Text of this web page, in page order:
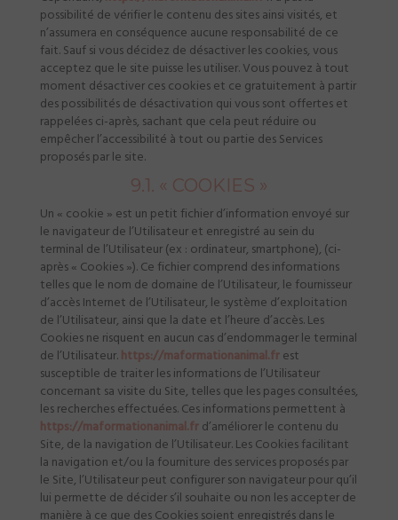
possibilité de vérifier le contenu des sites ainsi visités, et
n’assumera en conséquence aucune responsabilité de ce
fait. Sauf si vous décidez de désactiver les cookies, vous
acceptez que le site puisse les utiliser. Vous pouvez à tout
moment désactiver ces cookies et ce gratuitement à partir
des possibilités de désactivation qui vous sont offertes et
rappelées ci-après, sachant que cela peut réduire ou
empêcher l’accessibilité à tout ou partie des Services
proposés par le site.
9.1. « COOKIES »
Un « cookie » est un petit fichier d’information envoyé sur
le navigateur de l’Utilisateur et enregistré au sein du
terminal de l’Utilisateur (ex : ordinateur, smartphone), (ci-
après « Cookies »). Ce fichier comprend des informations
telles que le nom de domaine de l’Utilisateur, le fournisseur
d’accès Internet de l’Utilisateur, le système d’exploitation
de l’Utilisateur, ainsi que la date et l’heure d’accès. Les
Cookies ne risquent en aucun cas d’endommager le terminal
de l’Utilisateur. https://maformationanimal.frest
susceptible de traiter les informations de l’Utilisateur
concernant sa visite du Site, telles que les pages consultées,
les recherches effectuées. Ces informations permettent à
https://maformationanimal.frd’améliorer le contenu du
Site, de la navigation de l’Utilisateur. Les Cookies facilitant
la navigation et/ou la fourniture des services proposés par
le Site, l’Utilisateur peut configurer son navigateur pour qu’il
lui permette de décider s’il souhaite ou non les accepter de
manière à ce que des Cookies soient enregistrés dans le